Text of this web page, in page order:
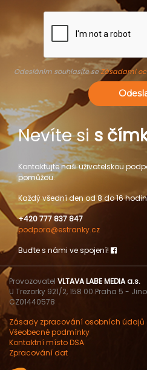
Odesláním souhlasíte seZásadami
Nevíte si s
Kontaktujte naši uživatelskou
pomůžou.
Každý všední den od 8 do 16
+420 777 837 847
podpora@estranky.cz
Buďte s námi ve spojení!
Provozovatel VLTAVA LABE MEDIA a.s.
U Trezorky 921/2, 158 00 Praha 5 -
CZ01440578
Zásady zpracování osobních údajů
Všeobecné podmínky
Kontaktní místo DSA
Zpracování dat